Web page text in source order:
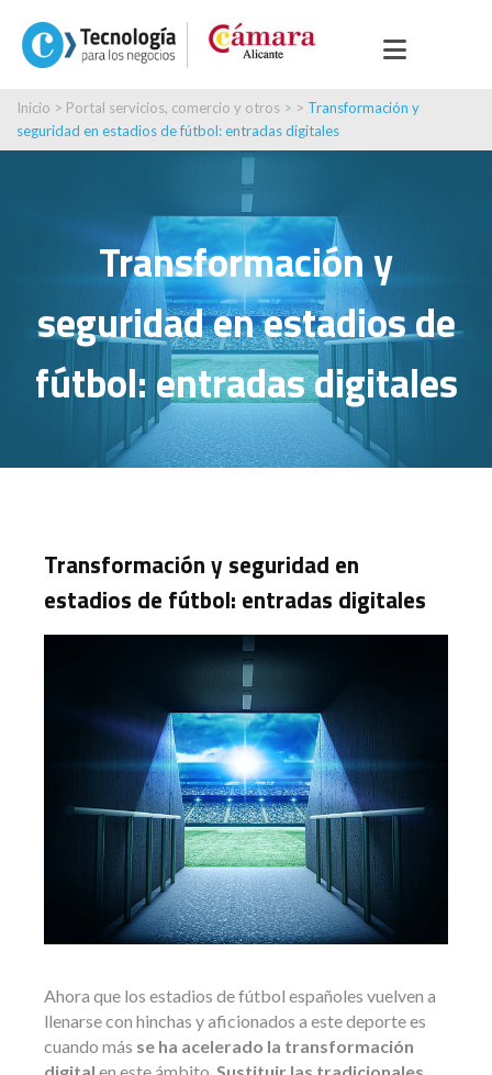
Inicio > Portal servicios, comercio y otros > > Transformación y
seguridad en estadios de fútbol: entradas digitales
Transformación y
seguridad en estadios de
fútbol: entradas digitales
Transformación y seguridad en
estadios de fútbol: entradas digitales
Ahora que los estadios de fútbol españoles vuelven a
llenarse con hinchas y aficionados a este deporte es
cuando más se ha acelerado la transformación
digital en este ámbito. Sustituir las tradicionales